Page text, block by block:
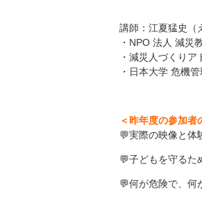
講師：江夏猛史（
・NPO 法人 減災
・減災人づくりア
・日本大学 危機
＜昨年度の参加者
💬実際の映像と体
💬子どもを守るた
💬何が危険で、何